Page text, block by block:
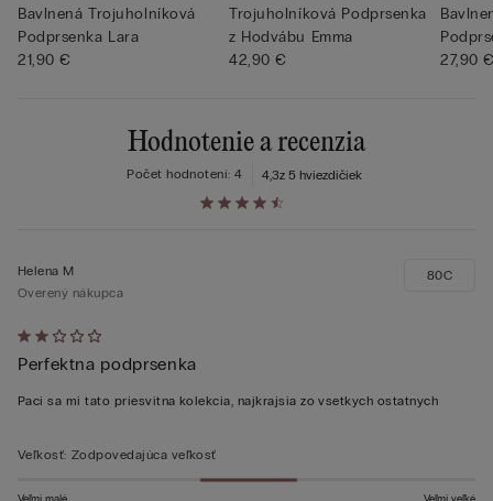
Bavlnená Trojuholníková
Podprsenka Lara
21,90 €
Trojuholníková Podprsenka
z Hodvábu Emma
42,90 €
27,90
Hodnotenie a recenzia
4,3z 5 hviezdičiek
Počet hodnotení: 4
Hodnotenie:
2
z 5
Helena M
Overený nákupca
Perfektna podprsenka
Paci sa mi tato priesvitna kolekcia, najkrajsia zo vsetkych ostatnych
80C
Veľkosť: Zodpovedajúca veľkosť